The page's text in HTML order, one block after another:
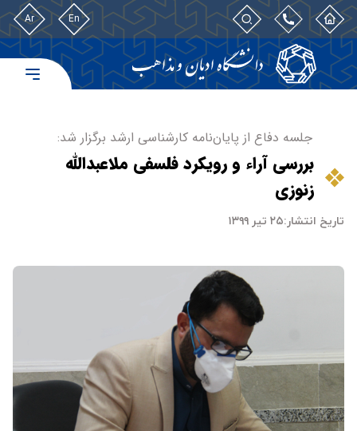
En
Ar
جلسه دفاع از پایان‌نامه کارشناسی ارشد برگزار شد:
بررسی آراء و رویکرد فلسفی ملاعبدالله
زنوزی
تاریخ انتشار:۲۵ تیر ۱۳۹۹